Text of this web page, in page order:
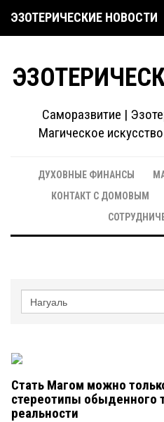
ЭЗОТЕРИЧЕСКИЕ НОВОСТИ
Саморазвитие |
Магическое
ДУХОВНЫЕ ФИНАНСЫ
КОНТАКТ С ДОМОВЫМ
Стать Магом можно
стереотипы обыденного
реальности